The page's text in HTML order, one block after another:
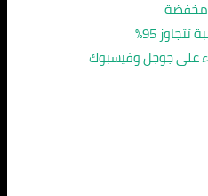
مخفضة
95%
على جوجل وفيسبوك